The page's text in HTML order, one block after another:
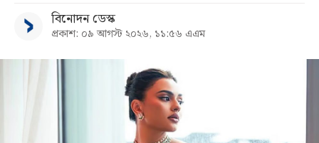
বিনোদন ডেস্ক
প্রকাশ: ০৯ আগস্ট ২০২৬, ১১:৫৬ এএম